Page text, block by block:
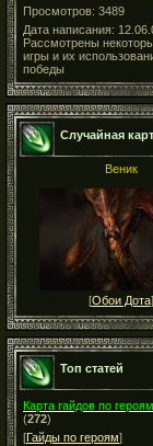
Просмотров: 3489
Дата написания:
Рассмотрены
игры и их
победы
Случайная
Веник
[Обои Дота]
Топ статей
Карта гайдов по
(272)
[Гайды по героям]